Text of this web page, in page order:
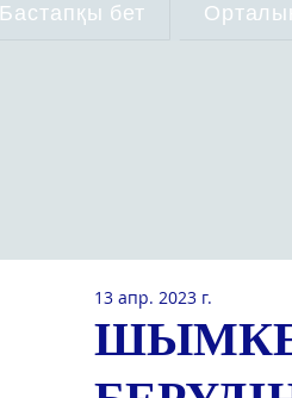
Бастапқы бет
13 апр. 2023 г.